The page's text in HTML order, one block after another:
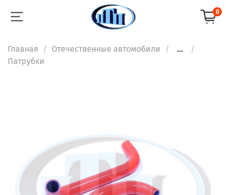
0
Главная Отечественные автомобили
...
Патрубки